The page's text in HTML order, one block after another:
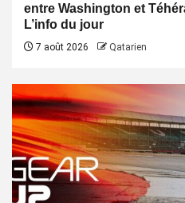
entre Washington et
L’info du jour
7 août 2026 Qatarien